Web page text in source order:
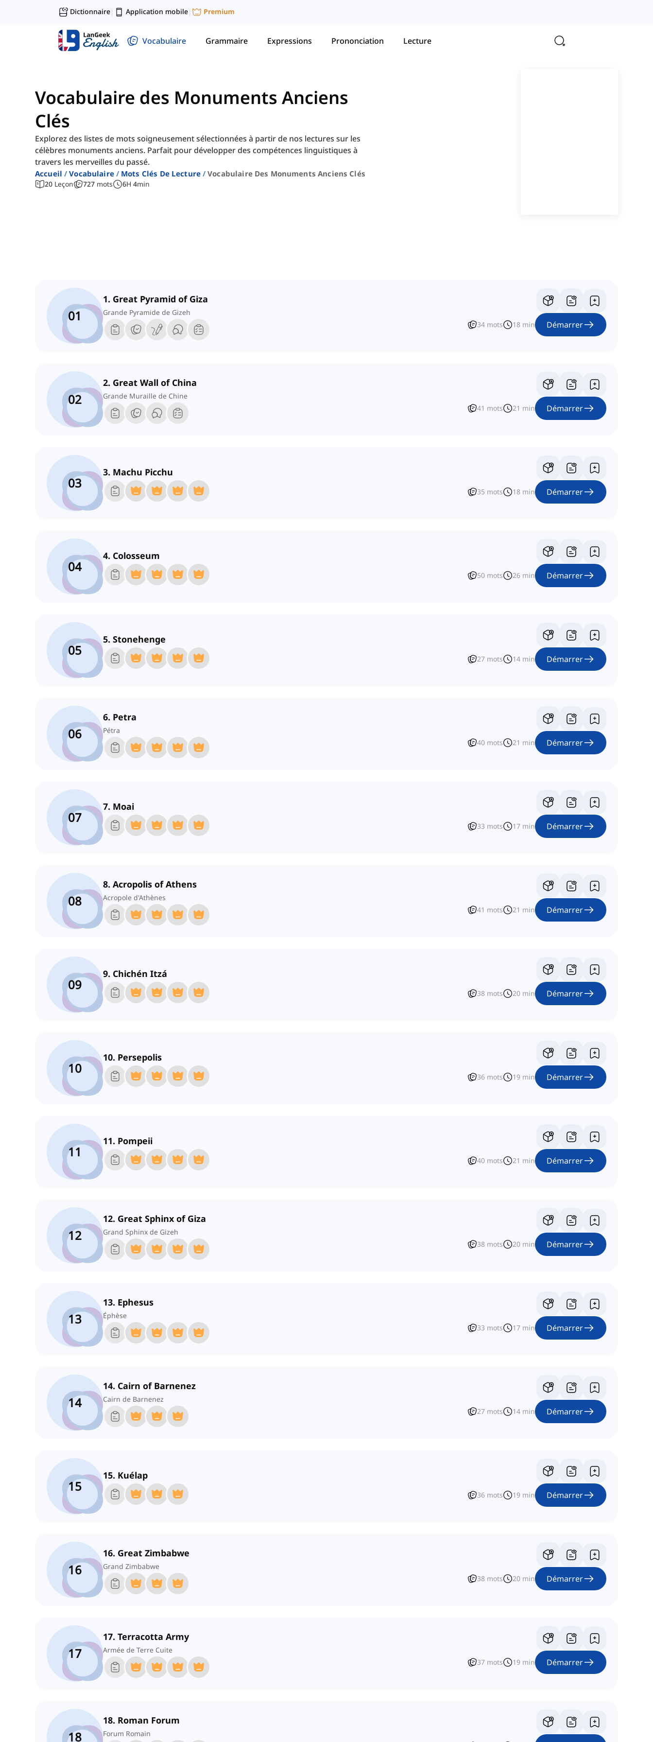
Dictionnaire| Application mobile| Premium
Vocabulaire Grammaire Expressions Prononciation Lecture
Vocabulaire des Monuments Anciens
Clés
Explorez des listes de mots soigneusement sélectionnées à partir de nos lectures sur les
célèbres monuments anciens. Parfait pour développer des compétences linguistiques à
travers les merveilles du passé.
Accueil Vocabulaire Mots Clés De Lecture Vocabulaire Des Monuments Anciens Clés
20 Leçon 727 mots 6H 4min
01
1. Great Pyramid of Giza
Grande Pyramide de Gizeh
34 mots 18 min Démarrer
02
2. Great Wall of China
Grande Muraille de Chine
41 mots 21 min Démarrer
03
3. Machu Picchu
35 mots 18 min Démarrer
04
4. Colosseum
50 mots 26 min Démarrer
05
5. Stonehenge
27 mots 14 min Démarrer
06
6. Petra
Pétra
40 mots 21 min Démarrer
07
7. Moai
33 mots 17 min Démarrer
08
8. Acropolis of Athens
Acropole d'Athènes
41 mots 21 min Démarrer
09
9. Chichén Itzá
38 mots 20 min Démarrer
10
10. Persepolis
36 mots 19 min Démarrer
11
11. Pompeii
40 mots 21 min Démarrer
12
12. Great Sphinx of Giza
Grand Sphinx de Gizeh
38 mots 20 min Démarrer
13
13. Ephesus
Éphèse
33 mots 17 min Démarrer
14
14. Cairn of Barnenez
Cairn de Barnenez
27 mots 14 min Démarrer
15
15. Kuélap
36 mots 19 min Démarrer
16
16. Great Zimbabwe
Grand Zimbabwe
38 mots 20 min Démarrer
17
17. Terracotta Army
Armée de Terre Cuite
37 mots 19 min Démarrer
18
18. Roman Forum
Forum Romain